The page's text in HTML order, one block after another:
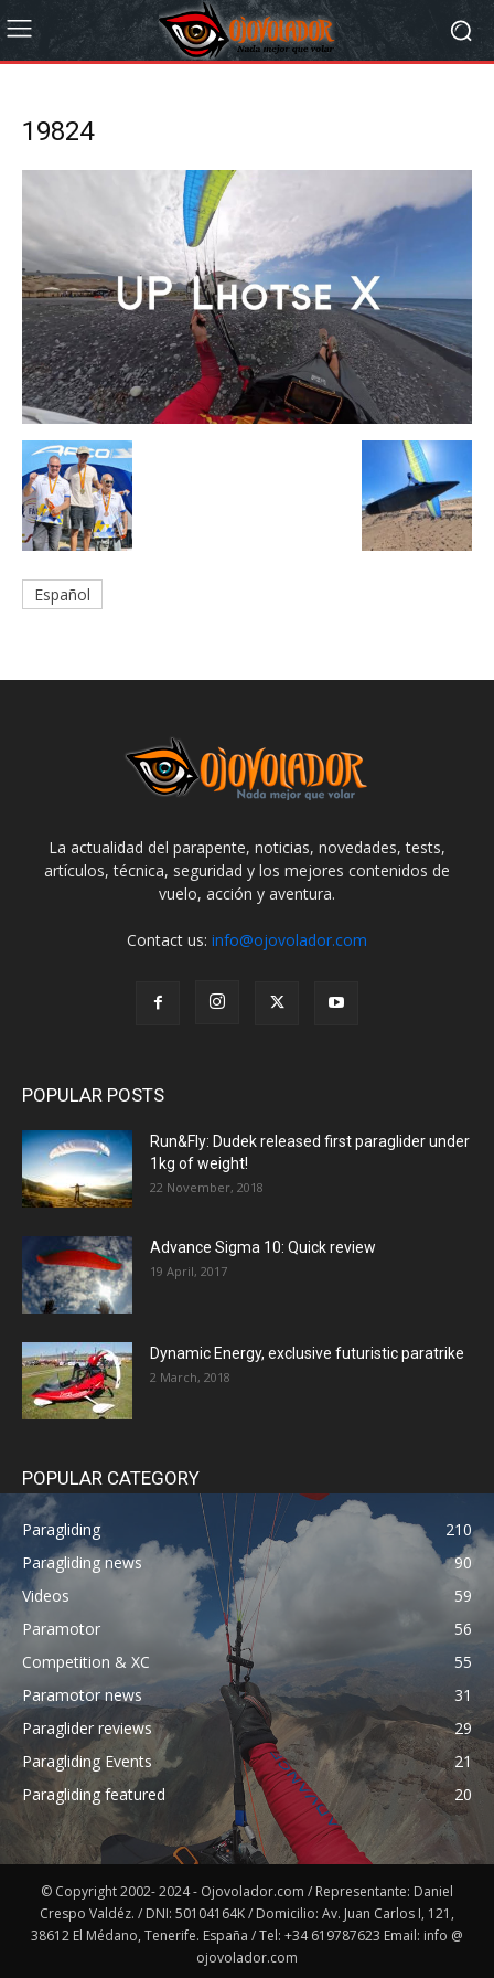
19824
Español
La actualidad del parapente, noticias, novedades, tests,
artículos, técnica, seguridad y los mejores contenidos de
vuelo, acción y aventura.
Contact us: info@ojovolador.com
POPULAR POSTS
Run&Fly: Dudek released first paraglider under
1kg of weight!
22 November, 2018
Advance Sigma 10: Quick review
19 April, 2017
Dynamic Energy, exclusive futuristic paratrike
2 March, 2018
POPULAR CATEGORY
Paragliding
210
Paragliding news
90
Videos
59
Paramotor
56
Competition & XC
55
Paramotor news
31
Paraglider reviews
29
Paragliding Events
21
Paragliding featured
20
© Copyright 2002- 2024 - Ojovolador.com / Representante: Daniel
Crespo Valdéz. / DNI: 50104164K / Domicilio: Av. Juan Carlos I, 121,
38612 El Médano, Tenerife. España / Tel: +34 619787623 Email: info @
ojovolador.com